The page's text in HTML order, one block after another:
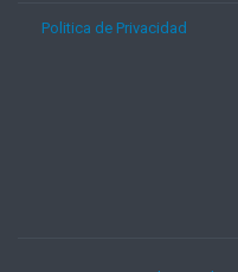
Politica de Privacidad